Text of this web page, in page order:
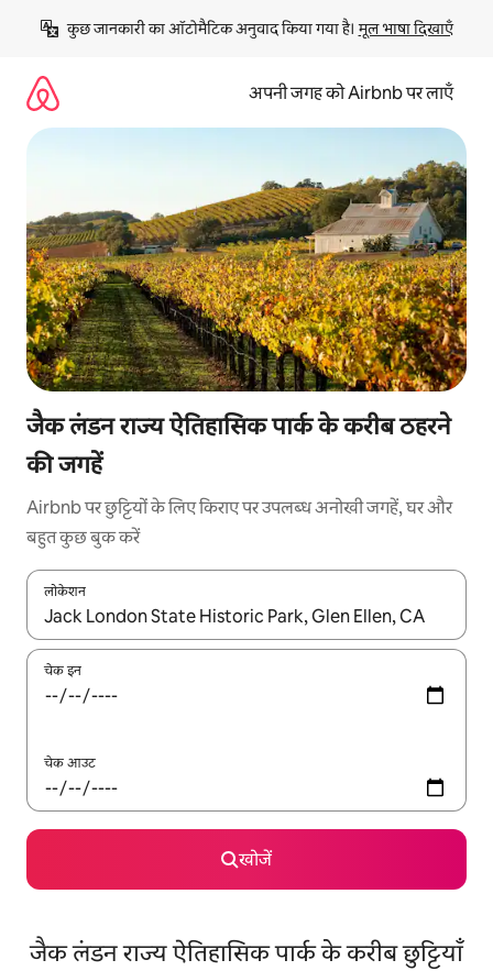
छोड़कर
कॉन्टेंट
कुछ जानकारी का ऑटोमैटिक अनुवाद किया गया है। मूल भाषा दिखाएँ
अपनी जगह को Airbnb पर लाएँ
जैक लंडन राज्य ऐतिहासिक पार्क के करीब ठहरने
की जगहें
Airbnb पर छुट्टियों के लिए किराए पर उपलब्ध अनोखी जगहें, घर और
बहुत कुछ बुक करें
लोकेशन
नतीजों के उपलब्ध होने पर, अप और डाउन 'ऐरो की' का इस्तेमाल करके नेविगेट
चेक इन
चेक आउट
खोजें
जैक लंडन राज्य ऐतिहासिक पार्क के करीब छुट्टियाँ